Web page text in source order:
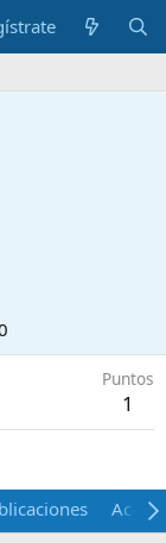
Puntos
1
Acerca